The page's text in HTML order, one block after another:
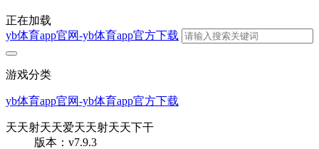
正在加载
yb体育app官网-yb体育app官方下载
游戏分类
yb体育app官网-yb体育app官方下载
天天射天天爱天天射天天下干
版本：v7.9.3